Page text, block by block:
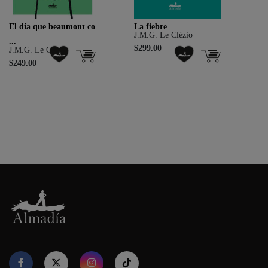
El día que beaumont co
...
J.M.G. Le Clézio
$249.00
La fiebre
J.M.G. Le Clézio
$299.00
Nuestro sitio web utiliza cookies para proporcionar su